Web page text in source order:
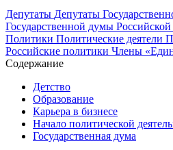
Депутаты Депутаты
Государственной думы
Политики Политические деятели
Российские политики Члены
Содержание
Детство
Образование
Карьера в бизнесе
Начало политической
Государственная дума